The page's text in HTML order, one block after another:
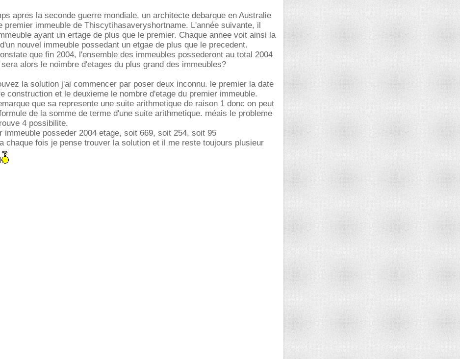
apres la seconde guerre mondiale, un architecte debarque en Australie
premier immeuble de Thiscytihasaveryshortname. L'année suivante, il
ayant un ertage de plus que le premier. Chaque annee voit ainsi la
nouvel immeuble possedant un etgae de plus que le precedent.
que fin 2004, l'ensemble des immeubles possederont au total 2004
alors le noimbre d'etages du plus grand des immeubles?
la solution j'ai commencer par poser deux inconnu. le premier la date
construction et le deuxieme le nombre d'etage du premier immeuble.
que sa represente une suite arithmetique de raison 1 donc on peut
de la somme de terme d'une suite arithmetique. méais le probleme
4 possibilite.
immeuble posseder 2004 etage, soit 669, soit 254, soit 95
chaque fois je pense trouver la solution et il me reste toujours plusieur